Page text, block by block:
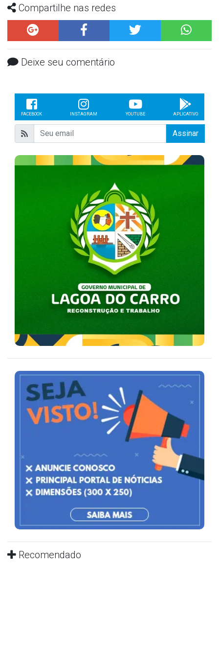
Compartilhe nas redes
Deixe seu comentário
FACEBOOK INSTAGRAM YOUTUBE APLICATIVO
Assinar
Recomendado